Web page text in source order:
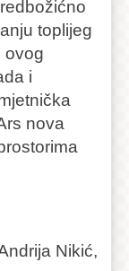
toplijeg
ovog
i
nova
Nikić,